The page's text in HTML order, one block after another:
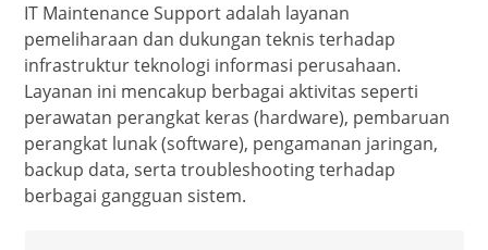
IT Maintenance Support adalah layanan
pemeliharaan dan dukungan teknis terhadap
infrastruktur teknologi informasi perusahaan.
Layanan ini mencakup berbagai aktivitas seperti
perawatan perangkat keras (hardware), pembaruan
perangkat lunak (software), pengamanan jaringan,
backup data, serta troubleshooting terhadap
berbagai gangguan sistem.